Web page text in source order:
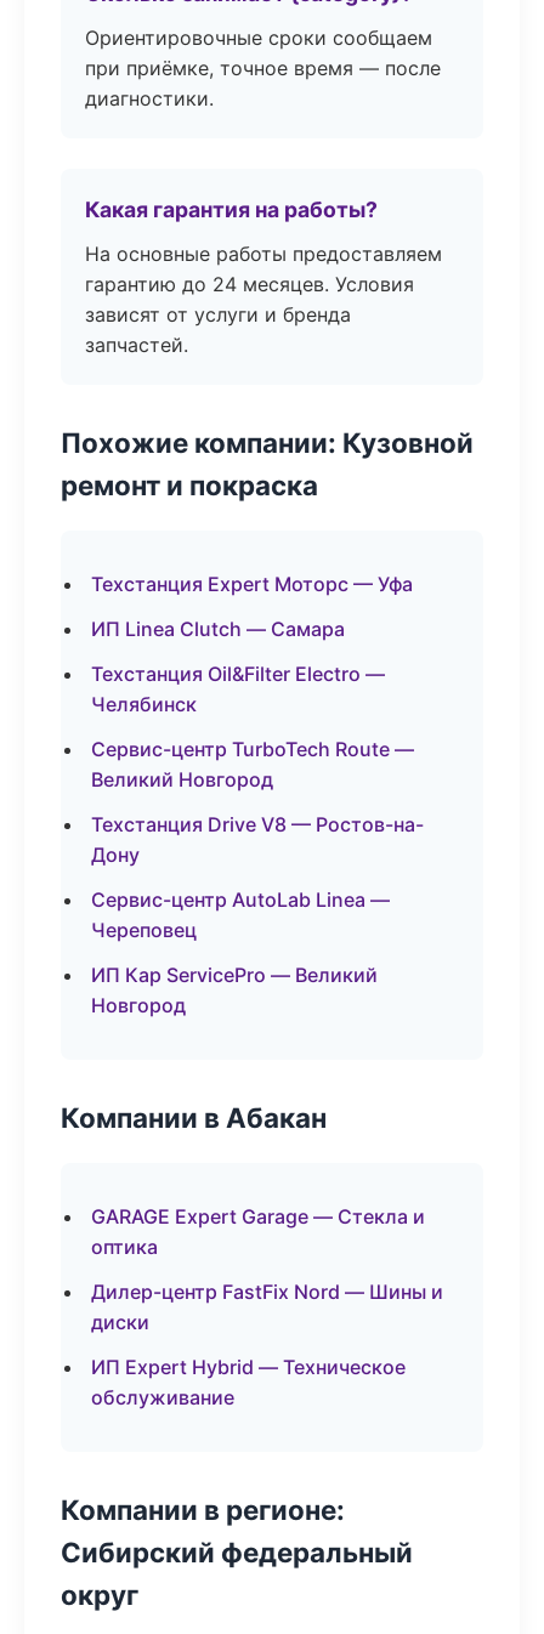
Ориентировочные сроки сообщаем
при приёмке, точное время — после
диагностики.
Какая гарантия на работы?
На основные работы предоставляем
гарантию до 24 месяцев. Условия
зависят от услуги и бренда
запчастей.
Похожие компании: Кузовной
ремонт и покраска
Техстанция Expert Моторс — Уфа
ИП Linea Clutch — Самара
Техстанция Oil&Filter Electro —
Челябинск
Сервис-центр TurboTech Route —
Великий Новгород
Техстанция Drive V8 — Ростов-на-
Дону
Сервис-центр AutoLab Linea —
Череповец
ИП Кар ServicePro — Великий
Новгород
Компании в Абакан
GARAGE Expert Garage — Стекла и
оптика
Дилер-центр FastFix Nord — Шины и
диски
ИП Expert Hybrid — Техническое
обслуживание
Компании в регионе:
Сибирский федеральный
округ